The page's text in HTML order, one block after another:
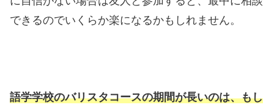
できるのでいくらか楽になるかもしれません。
語学学校のバリスタコースの期間が長いのは、もし